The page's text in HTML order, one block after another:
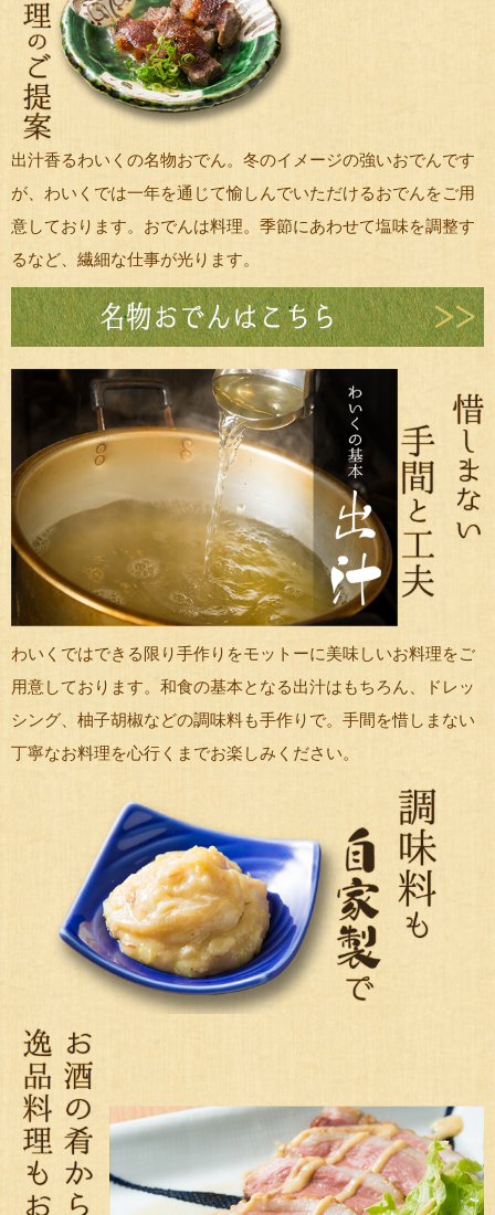
出汁香るわいくの名物おでん。冬のイメージの強いおでんです
が、わいくでは一年を通じて愉しんでいただけるおでんをご用
意しております。おでんは料理。季節にあわせて塩味を調整す
るなど、繊細な仕事が光ります。
わいくではできる限り手作りをモットーに美味しいお料理をご
用意しております。和食の基本となる出汁はもちろん、ドレッ
シング、柚子胡椒などの調味料も手作りで。手間を惜しまない
丁寧なお料理を心行くまでお楽しみください。